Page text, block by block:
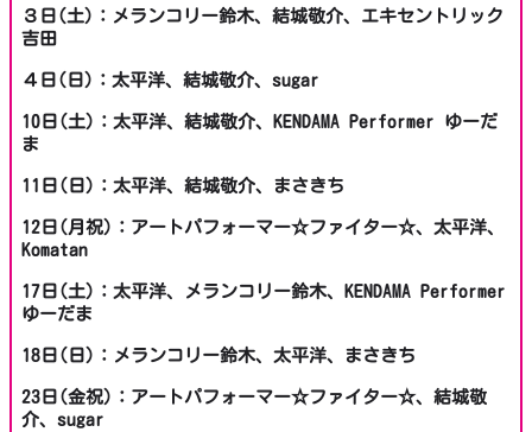
３日(土)：メランコリー鈴木、結城敬介、エキセントリック
吉田
４日(日)：太平洋、結城敬介、sugar
10日(土)：太平洋、結城敬介、KENDAMA Performer ゆーだ
ま
11日(日)：太平洋、結城敬介、まさきち
12日(月祝)：アートパフォーマー☆ファイター☆、太平洋、
Komatan
17日(土)：太平洋、メランコリー鈴木、KENDAMA Performer
ゆーだま
18日(日)：メランコリー鈴木、太平洋、まさきち
23日(金祝)：アートパフォーマー☆ファイター☆、結城敬
介、sugar